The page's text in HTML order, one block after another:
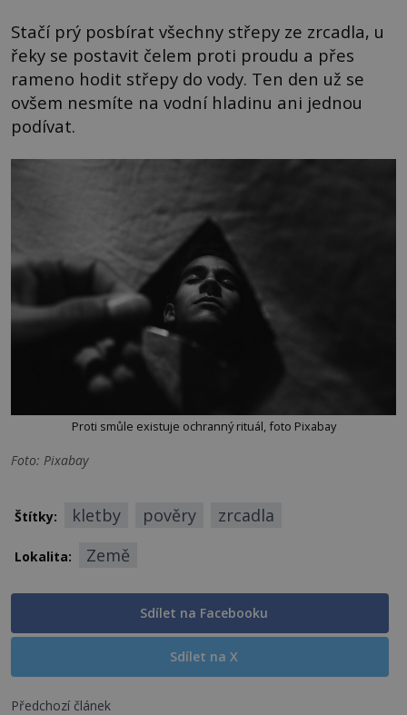
Stačí prý posbírat všechny střepy ze zrcadla, u
řeky se postavit čelem proti proudu a přes
rameno hodit střepy do vody. Ten den už se
ovšem nesmíte na vodní hladinu ani jednou
podívat.
Proti smůle existuje ochranný rituál, foto Pixabay
Foto: Pixabay
Štítky: kletby pověry zrcadla
Lokalita: Země
Sdílet na Facebooku
Sdílet na X
Předchozí článek